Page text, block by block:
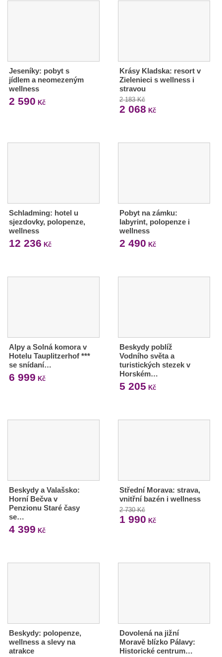
Jeseníky: pobyt s
jídlem a neomezeným
wellness
2 590 Kč
Krásy Kladska: resort v
Zielenieci s wellness i
stravou
2 183 Kč
2 068 Kč
Schladming: hotel u
sjezdovky, polopenze,
wellness
12 236 Kč
Pobyt na zámku:
labyrint, polopenze i
wellness
2 490 Kč
Alpy a Solná komora v
Hotelu Tauplitzerhof ***
se snídaní…
6 999 Kč
Beskydy poblíž
Vodního světa a
turistických stezek v
Horském…
5 205 Kč
Beskydy a Valašsko:
Horní Bečva v
Penzionu Staré časy
se…
4 399 Kč
Střední Morava: strava,
vnitřní bazén i wellness
2 730 Kč
1 990 Kč
Beskydy: polopenze,
wellness a slevy na
atrakce
Dovolená na jižní
Moravě blízko Pálavy:
Historické centrum…